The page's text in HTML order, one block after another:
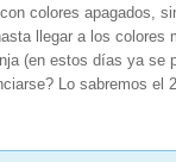
colores apagados,
llegar a los colores
(en estos días ya se
Lo sabremos el